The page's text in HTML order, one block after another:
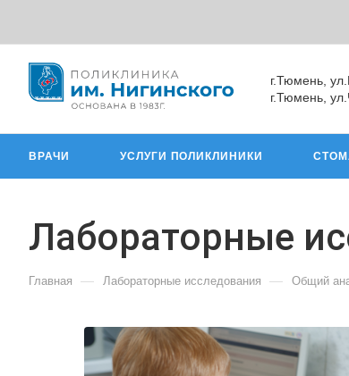
г.Тюмень,
г.Тюмень,
ВРАЧИ УСЛУГИ ПОЛИКЛИНИКИ
Лабораторные
Главная — Лабораторные исследования — Общий